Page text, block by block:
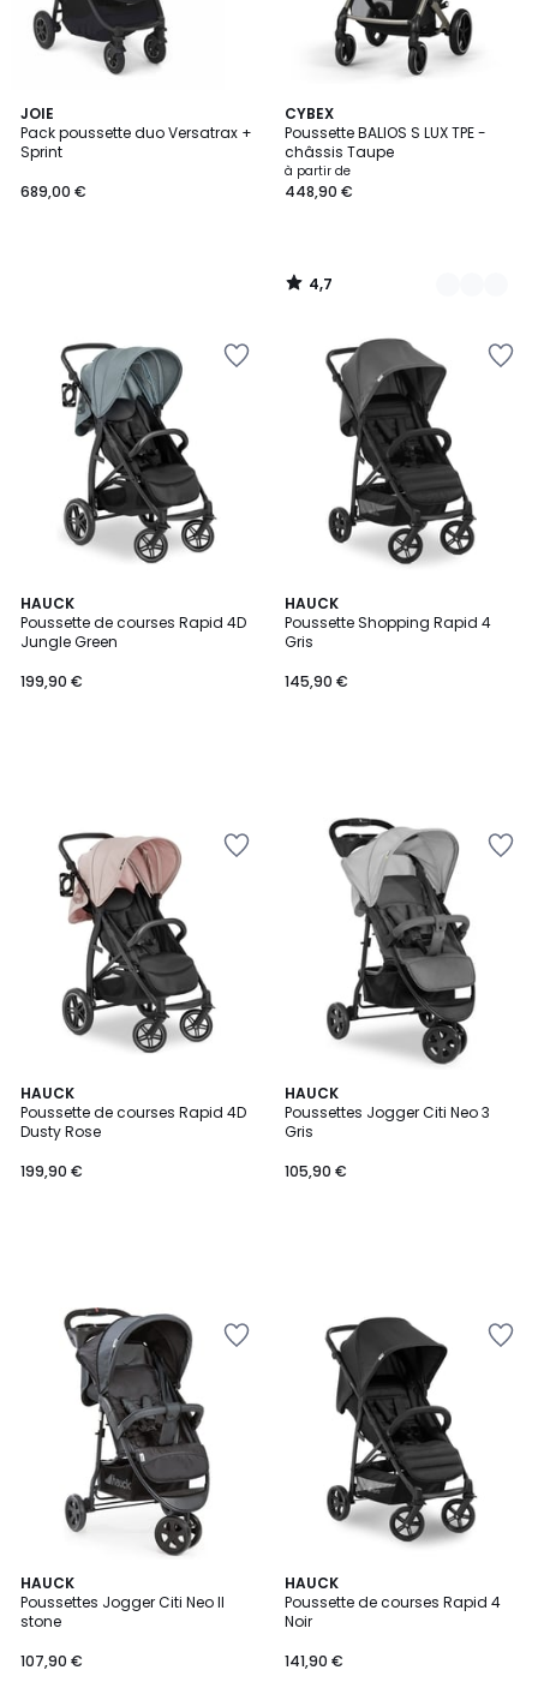
JOIE
Pack poussette duo Versatrax +
Sprint
689,00 €
CYBEX
Poussette BALIOS S LUX TPE -
châssis Taupe
à partir de
448,90 €
4,7
/ 5
4
Couleurs
4,7
/
HAUCK
Poussette de courses Rapid 4D
Jungle Green
199,90 €
HAUCK
Poussette Shopping Rapid 4
Gris
145,90 €
HAUCK
Poussette de courses Rapid 4D
Dusty Rose
199,90 €
HAUCK
Poussettes Jogger Citi Neo 3
Gris
105,90 €
HAUCK
Poussettes Jogger Citi Neo II
stone
107,90 €
HAUCK
Poussette de courses Rapid 4
Noir
141,90 €